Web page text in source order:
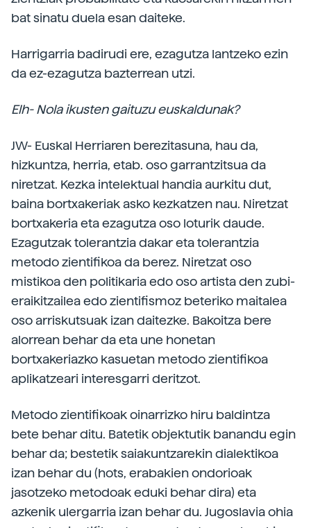
bat sinatu duela esan daiteke.
Harrigarria badirudi ere, ezagutza lantzeko ezin
da ez-ezagutza bazterrean utzi.
Elh- Nola ikusten gaituzu euskaldunak?
JW- Euskal Herriaren berezitasuna, hau da,
hizkuntza, herria, etab. oso garrantzitsua da
niretzat. Kezka intelektual handia aurkitu dut,
baina bortxakeriak asko kezkatzen nau. Niretzat
bortxakeria eta ezagutza oso loturik daude.
Ezagutzak tolerantzia dakar eta tolerantzia
metodo zientifikoa da berez. Niretzat oso
mistikoa den politikaria edo oso artista den zubi-
eraikitzailea edo zientifismoz beteriko maitalea
oso arriskutsuak izan daitezke. Bakoitza bere
alorrean behar da eta une honetan
bortxakeriazko kasuetan metodo zientifikoa
aplikatzeari interesgarri deritzot.
Metodo zientifikoak oinarrizko hiru baldintza
bete behar ditu. Batetik objektutik banandu egin
behar da; bestetik saiakuntzarekin dialektikoa
izan behar du (hots, erabakien ondorioak
jasotzeko metodoak eduki behar dira) eta
azkenik ulergarria izan behar du. Jugoslavia ohia